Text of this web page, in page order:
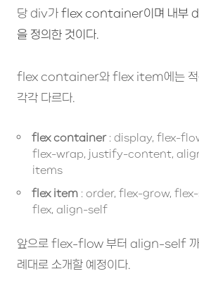
당 div가flex container이며 내부
을 정의한 것이다.
flex container와 flex item에는 적
각각 다르다.
flex container: display, flex-
flex-wrap, justify-content,
items
flex item : order, flex-grow,
flex, align-self
앞으로 flex-flow 부터 align-self 까
례대로 소개할 예정이다.